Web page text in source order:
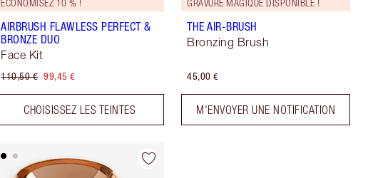
ÉCONOMISEZ 10 % !
AIRBRUSH FLAWLESS PERFECT &
BRONZE DUO
Face Kit
110,50 € 99,45 €
CHOISISSEZ LES TEINTES
GRAVURE MAGIQUE DISPONIBLE !
THE AIR-BRUSH
Bronzing Brush
45,00 €
M'ENVOYER UNE NOTIFICATION